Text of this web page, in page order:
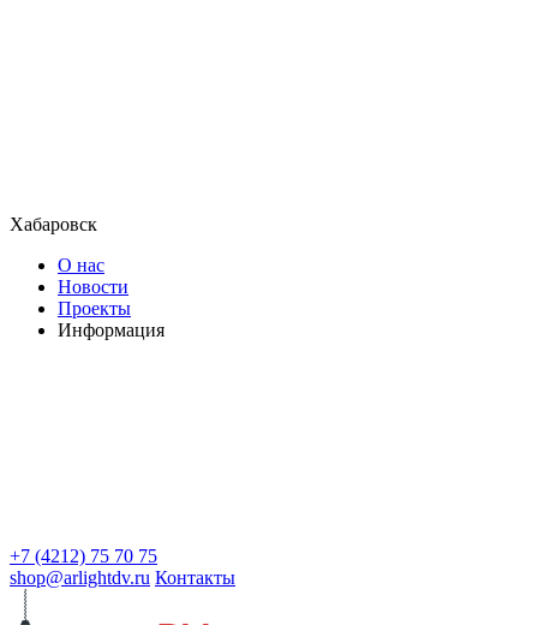
Хабаровск
О нас
Новости
Проекты
Информация
+7 (4212) 75 70 75
shop@arlightdv.ru Контакты